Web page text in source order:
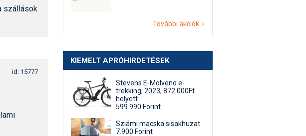
szállások
id: 15777
További akciók
KIEMELT APRÓHIRDETÉSEK
Stevens E-Molveno e-
trekking, 2023, 872.000Ft
helyett
599.990 Forint
Sziámi macska sisakhuzat
7.900 Forint